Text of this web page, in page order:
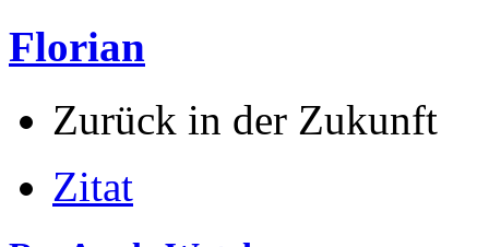
Florian
Zurück in der Zukunft
Zitat